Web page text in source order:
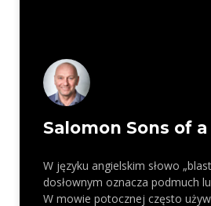
Salomon Sons of
W języku angielskim słowo
dosłownym oznacza podmuch
W mowie potocznej często